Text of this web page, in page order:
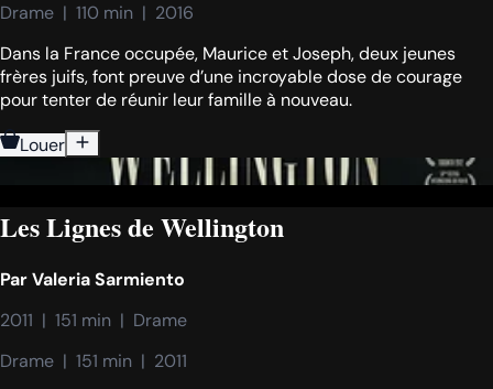
Drame  |  110 min  |  2016
Dans la France occupée, Maurice et Joseph, deux jeunes
frères juifs, font preuve d’une incroyable dose de courage
pour tenter de réunir leur famille à nouveau.
Louer
Les Lignes de Wellington
ParValeria Sarmiento
2011  |  151 min  |  Drame
Drame  |  151 min  |  2011